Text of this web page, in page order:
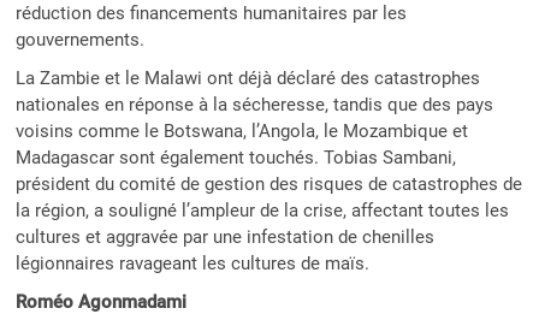
réduction des financements humanitaires par les
gouvernements.
La Zambie et le Malawi ont déjà déclaré des catastrophes
nationales en réponse à la sécheresse, tandis que des pays
voisins comme le Botswana, l’Angola, le Mozambique et
Madagascar sont également touchés. Tobias Sambani,
président du comité de gestion des risques de catastrophes de
la région, a souligné l’ampleur de la crise, affectant toutes les
cultures et aggravée par une infestation de chenilles
légionnaires ravageant les cultures de maïs.
Roméo Agonmadami